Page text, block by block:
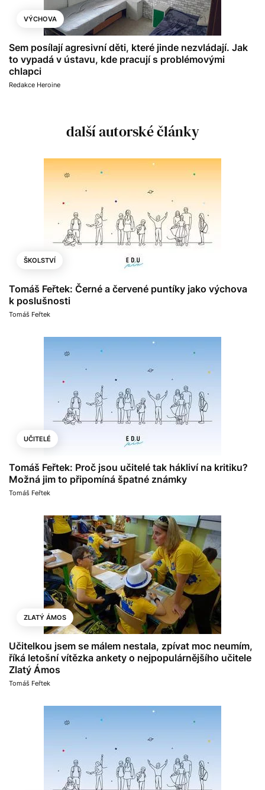
VÝCHOVA
Sem posílají agresivní děti, které jinde nezvládají. Jak
to vypadá v ústavu, kde pracují s problémovými
chlapci
Redakce Heroine
další autorské články
ŠKOLSTVÍ
Tomáš Feřtek: Černé a červené puntíky jako výchova
k poslušnosti
Tomáš Feřtek
UČITELÉ
Tomáš Feřtek: Proč jsou učitelé tak hákliví na kritiku?
Možná jim to připomíná špatné známky
Tomáš Feřtek
ZLATÝ ÁMOS
Učitelkou jsem se málem nestala, zpívat moc neumím,
říká letošní vítězka ankety o nejpopulárnějšího učitele
Zlatý Ámos
Tomáš Feřtek